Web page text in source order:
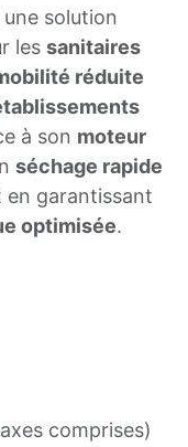
une solution
les sanitaires
réduite
à son moteur
séchage rapide
en garantissant
optimisée.
comprises)